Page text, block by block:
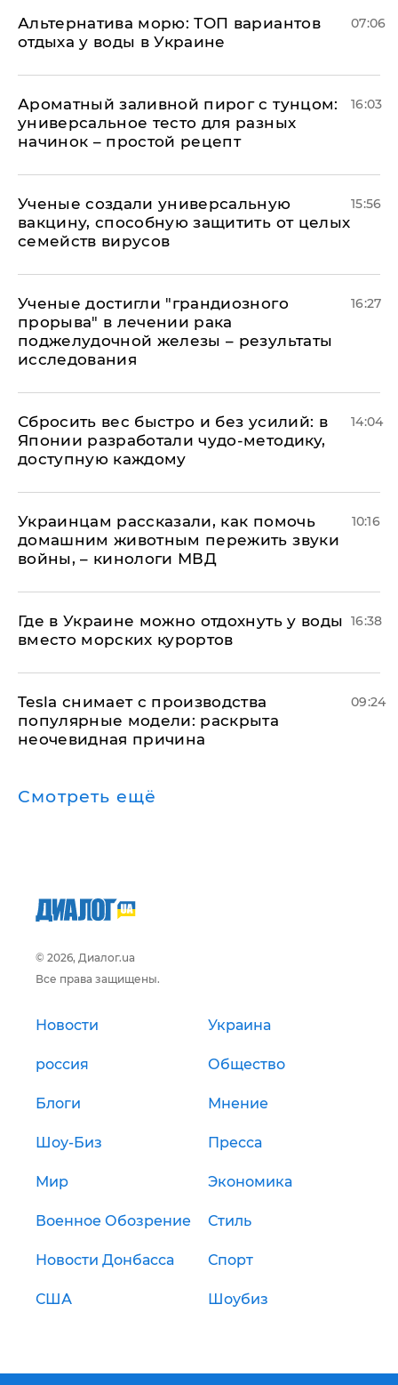
Альтернатива морю: ТОП вариантов
отдыха у воды в Украине
07:06
Ароматный заливной пирог с тунцом:
универсальное тесто для разных
начинок – простой рецепт
16:03
Ученые создали универсальную
вакцину, способную защитить от целых
семейств вирусов
15:56
Ученые достигли "грандиозного
прорыва" в лечении рака
поджелудочной железы – результаты
исследования
16:27
Сбросить вес быстро и без усилий: в
Японии разработали чудо-методику,
доступную каждому
14:04
Украинцам рассказали, как помочь
домашним животным пережить звуки
войны, – кинологи МВД
10:16
Где в Украине можно отдохнуть у воды
вместо морских курортов
16:38
Tesla снимает с производства
популярные модели: раскрыта
неочевидная причина
09:24
Смотреть ещё
© 2026, Диалог.ua
Все права защищены.
Новости Украина
россия Общество
Блоги Мнение
Шоу-Биз Пресса
Мир Экономика
Военное Обозрение Стиль
Новости Донбасса Спорт
США Шоубиз